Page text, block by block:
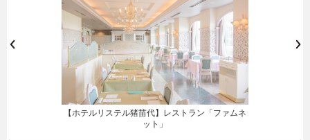
【ホテルリステル猪苗代】メインディッシュが選
べるイタリアンランチセット